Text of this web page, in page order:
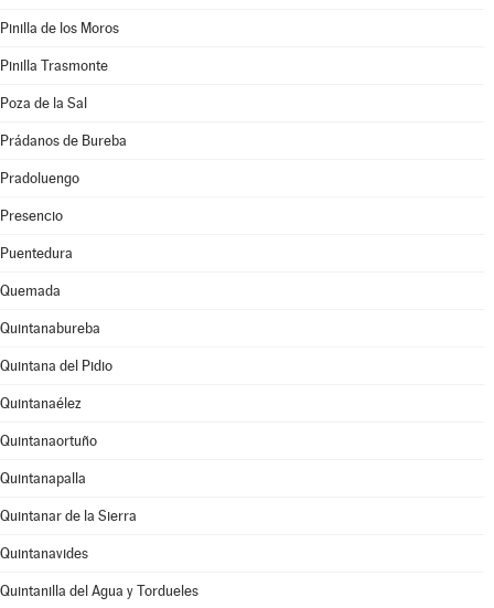
Pinilla de los Moros
Pinilla Trasmonte
Poza de la Sal
Prádanos de Bureba
Pradoluengo
Presencio
Puentedura
Quemada
Quintanabureba
Quintana del Pidio
Quintanaélez
Quintanaortuño
Quintanapalla
Quintanar de la Sierra
Quintanavides
Quintanilla del Agua y Tordueles